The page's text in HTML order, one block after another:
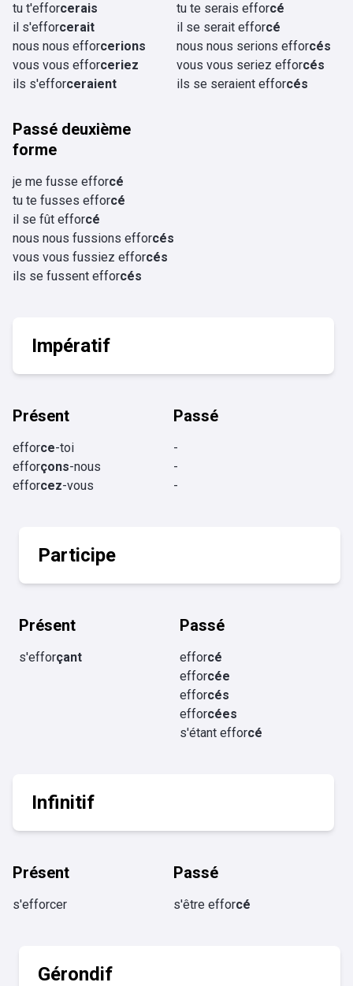
tu t'efforcerais
il s'efforcerait
nous nous efforcerions
vous vous efforceriez
ils s'efforceraient
tu te serais efforcé
il se serait efforcé
nous nous serions efforcés
vous vous seriez efforcés
ils se seraient efforcés
Passé deuxième
forme
je me fusse efforcé
tu te fusses efforcé
il se fût efforcé
nous nous fussions efforcés
vous vous fussiez efforcés
ils se fussent efforcés
Impératif
Présent
efforce-toi
efforçons-nous
efforcez-vous
Passé
-
-
-
Participe
Présent
s'efforçant
Passé
efforcé
efforcée
efforcés
efforcées
s'étant efforcé
Infinitif
Présent
s'efforcer
Passé
s'être efforcé
Gérondif